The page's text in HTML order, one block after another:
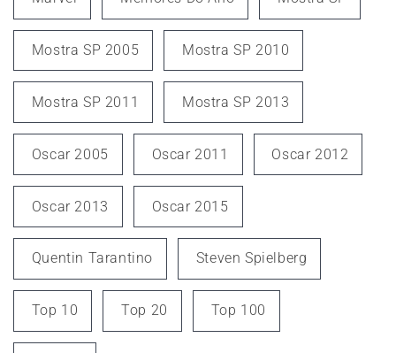
Mostra SP 2005 Mostra SP 2010
Mostra SP 2011 Mostra SP 2013
Oscar 2005 Oscar 2011 Oscar 2012
Oscar 2013 Oscar 2015
Quentin Tarantino Steven Spielberg
Top 10 Top 20 Top 100